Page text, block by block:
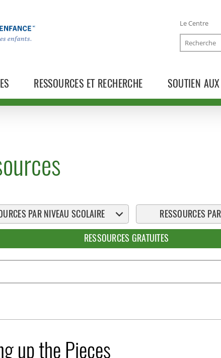
RESSOURCES ET RECHERCHE SOUTIEN
Le Centre
Recherche
PAR NIVEAU SCOLAIRE RESSOURCES
RESSOURCES GRATUITES
up the Pieces